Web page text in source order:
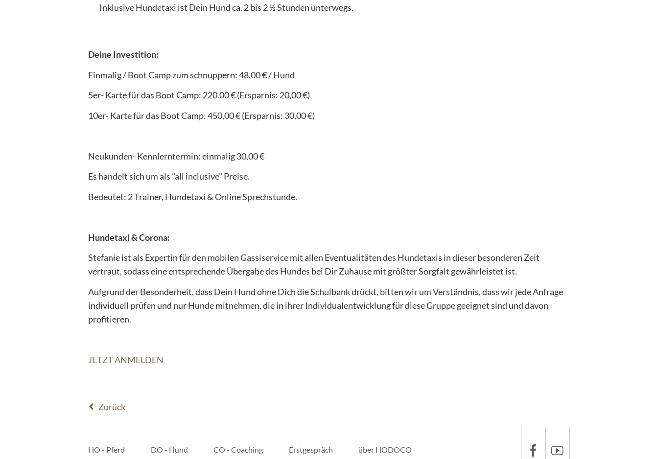
Inklusive Hundetaxi ist Dein Hund ca. 2 bis 2 ½ Stunden unterwegs.
Deine Investition:
Einmalig / Boot Camp zum schnuppern: 48,00 € / Hund
5er- Karte für das Boot Camp: 220.00 € (Ersparnis: 20,00 €)
10er- Karte für das Boot Camp: 450,00 € (Ersparnis: 30,00 €)
Neukunden- Kennlerntermin: einmalig 30,00 €
Es handelt sich um als "all inclusive" Preise.
Bedeutet: 2 Trainer, Hundetaxi & Online Sprechstunde.
Hundetaxi & Corona:
Stefanie ist als Expertin für den mobilen Gassiservice mit allen Eventualitäten des Hundetaxis in dieser besonderen Zeit
vertraut, sodass eine entsprechende Übergabe des Hundes bei Dir Zuhause mit größter Sorgfalt gewährleistet ist.
Aufgrund der Besonderheit, dass Dein Hund ohne Dich die Schulbank drückt, bitten wir um Verständnis, dass wir jede Anfrage
individuell prüfen und nur Hunde mitnehmen, die in ihrer Individualentwicklung für diese Gruppe geeignet sind und davon
profitieren.
JETZT ANMELDEN
Zurück
HO - Pferd DO - Hund CO - Coaching Erstgespräch über HODOCO